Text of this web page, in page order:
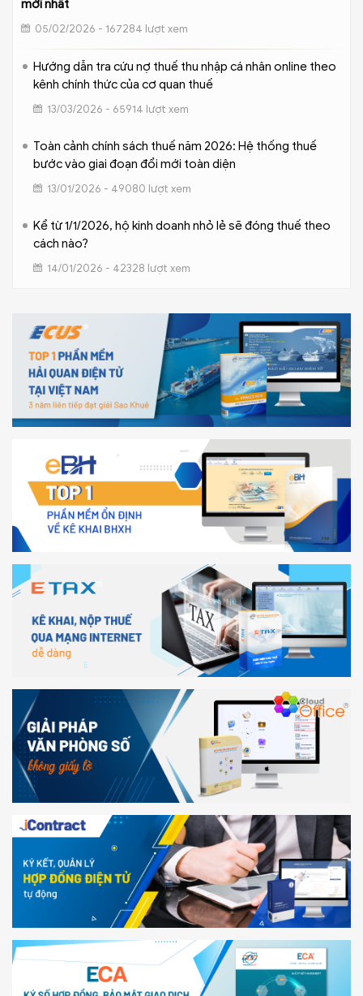
mới nhất
05/02/2026 - 167284 lượt xem
Hướng dẫn tra cứu nợ thuế thu nhập cá nhân online theo
kênh chính thức của cơ quan thuế
13/03/2026 - 65914 lượt xem
Toàn cảnh chính sách thuế năm 2026: Hệ thống thuế
bước vào giai đoạn đổi mới toàn diện
13/01/2026 - 49080 lượt xem
Kể từ 1/1/2026, hộ kinh doanh nhỏ lẻ sẽ đóng thuế theo
cách nào?
14/01/2026 - 42328 lượt xem